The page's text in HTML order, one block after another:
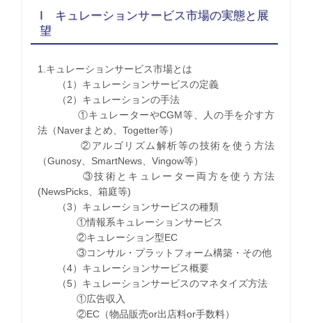
I キュレーションサービス市場の実態と展
望
1.キュレーションサービス市場とは
（1）キュレーションサービスの定義
（2）キュレーションの手法
①キュレーターやCGM等、人の手を介す方
法（Naverまとめ、Togetter等）
②アルゴリズム解析等の技術を使う方法
（Gunosy、SmartNews、Vingow等）
③技術とキュレーター両方を使う方法
(NewsPicks、箱庭等)
（3）キュレーションサービスの種類
①情報系キュレーションサービス
②キュレーション型EC
③コンサル・プラットフォーム構築・その他
（4）キュレーションサービス概要
（5）キュレーションサービスのマネタイズ方法
①広告収入
②EC（物品販売or出店料or手数料）